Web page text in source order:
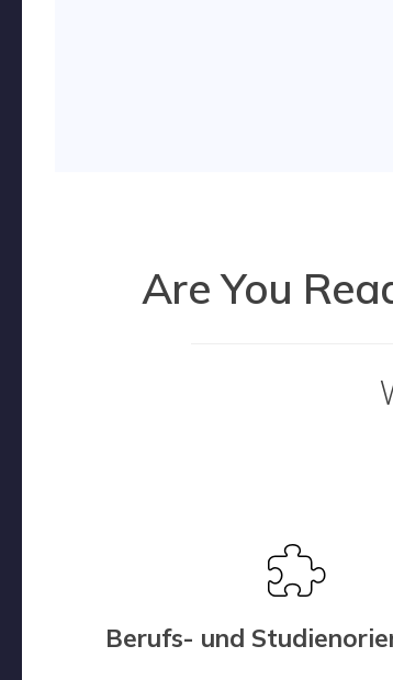
Are You
Berufs- und